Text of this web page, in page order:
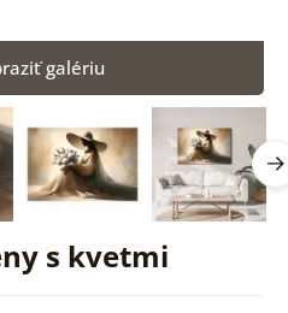
s kvetmi
galériu